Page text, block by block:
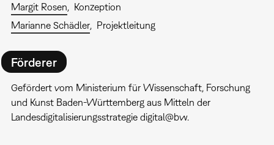
Margit Rosen
Konzeption
Marianne Schädler
Projektleitung
Förderer
Gefördert vom Ministerium für Wissenschaft, Forschung
und Kunst Baden-Württemberg aus Mitteln der
Landesdigitalisierungsstrategie digital@bw.